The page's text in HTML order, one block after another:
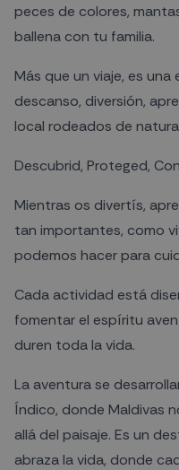
peces de colores,
ballena con tu familia.
Más que un viaje, es
descanso, diversión,
local rodeados de
Descubrid, Proteged,
Mientras os divertís,
tan importantes, como
podemos hacer para
Cada actividad está
fomentar el espíritu
duren toda la vida.
La aventura se
Índico, donde Maldivas
allá del paisaje. Es un
abraza la vida, donde